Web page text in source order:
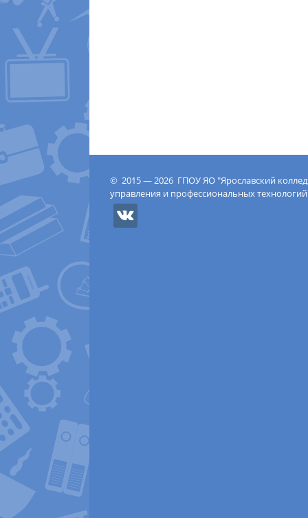
© 2015 — 2026 ГПОУ ЯО "Ярославский
управления и профессиональных